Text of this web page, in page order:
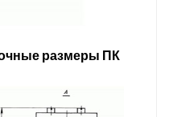
размеры ПК